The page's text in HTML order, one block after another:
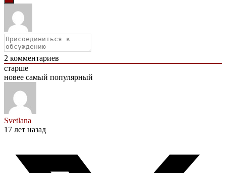
2 комментариев
старше
новее самый популярный
Svetlana
17 лет назад